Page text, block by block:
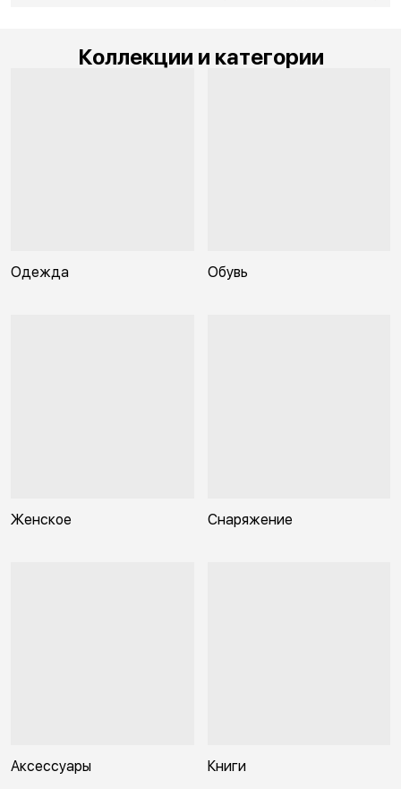
Коллекции и категории
Одежда Обувь
Женское Снаряжение
Аксессуары Книги